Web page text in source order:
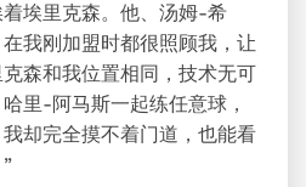
埃里克森。他、汤姆-希
我刚加盟时都很照顾我，让
森和我位置相同，技术无可
里-阿马斯一起练任意球，
却完全摸不着门道，也能看